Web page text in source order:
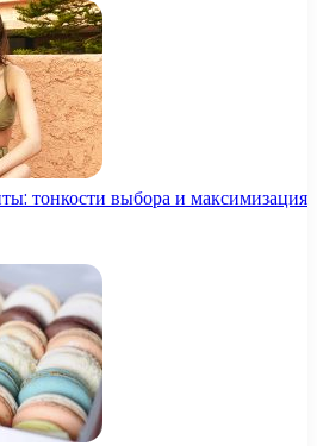
тонкости выбора и максимизация